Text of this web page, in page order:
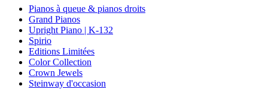
Pianos à queue & pianos droits
Grand Pianos
Upright Piano | K-132
Spirio
Editions Limitées
Color Collection
Crown Jewels
Steinway d'occasion